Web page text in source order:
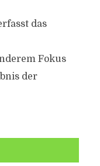
das
Fokus
der